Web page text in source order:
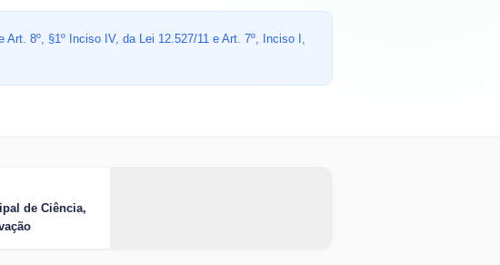
8º, §1º Inciso IV, da Lei 12.527/11 e Art. 7º, Inciso I,
de Ciência,